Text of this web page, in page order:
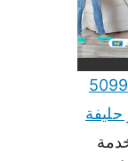
حليفة 50993903